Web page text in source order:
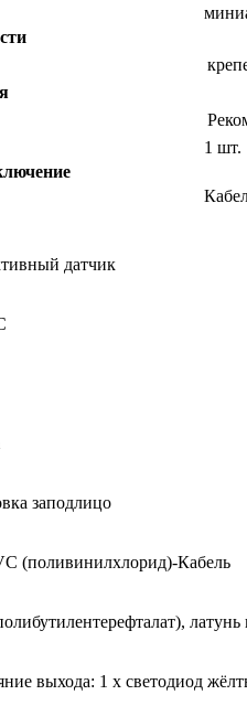
1 шт.
датчик
заподлицо
(поливинилхлорид)-Кабель
выхода: 1 x светодиод